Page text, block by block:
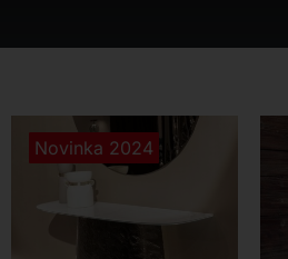
Novinka 2024